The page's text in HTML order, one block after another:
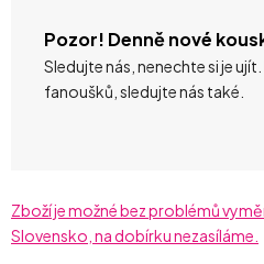
Pozor! Denně nové
Sledujte nás, nenechte si je
fanoušků, sledujte nás také.
Zboží je možné bez problémů
Slovensko, na dobírku nezasíláme.